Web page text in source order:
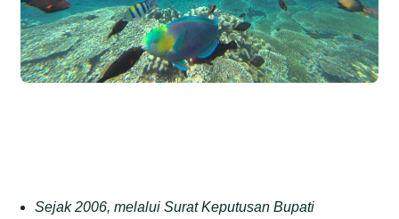
Sejak 2006, melalui Surat Keputusan Bupati